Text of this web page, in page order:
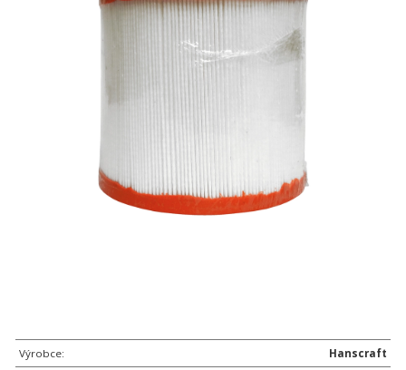
Výrobce:
Hanscraft